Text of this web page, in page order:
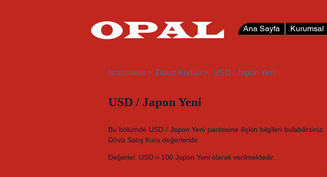
OPAL Ana Sayfa Kurumsal
İstatistikler > Döviz Kurları > USD / Japon Yeni
USD / Japon Yeni
Bu bölümde USD / Japon Yeni paritesine ilişkin bilgileri bulabilirsiniz.
Döviz Satış Kuru değerleridir.
Değerler, USD = 100 Japon Yeni olarak verilmektedir.